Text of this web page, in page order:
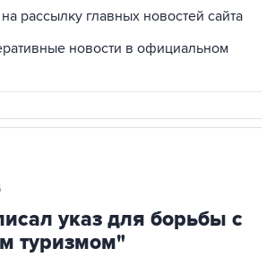
рассылку главных новостей сайта
новости в официальном
указ для борьбы с
туризмом"